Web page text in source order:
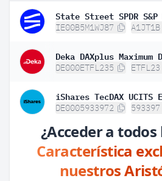
IE00B5M1WJ87 A1JT1B
Deka DAXplus Maximum
DE000ETFL235 ETFL23
iShares TecDAX UCITS
DE0005933972 593397
¿Acceder a todos
Característica
nuestros